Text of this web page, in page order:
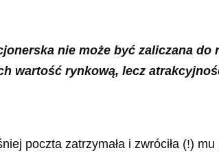
nie może być zaliczana
wartość rynkową, lecz
poczta zatrzymała i zwróciła (!)